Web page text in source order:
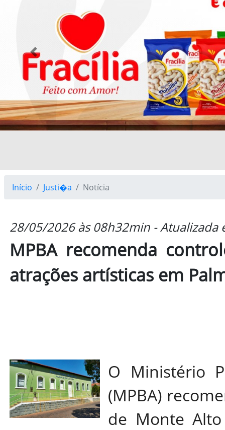
Previous
Início Justi�a Notícia
28/05/2026 às 08h32min -
MPBA recomenda
atrações artísticas em
O Ministério
(MPBA)
de Monte